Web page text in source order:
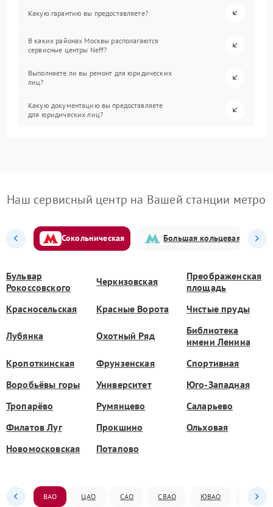
Какую гарантию вы предоставляете?
В каких районах Москвы располагаются
сервисные центры Neff?
Выполняете ли вы ремонт для юридических
лиц?
Какую документацию вы предоставляете
для юридических лиц?
Наш сервисный центр на Вашей станции метро
Сокольническая Большая кольцевая
Бульвар
Рокоссовского
Черкизовская
Преображенская
площадь
Красносельская
Красные Ворота Чистые пруды
Лубянка Охотный Ряд
Библиотека
имени Ленина
Кропоткинская
Фрунзенская
Спортивная
Воробьёвы горы
Университет
Юго-Западная
Тропарёво
Румянцево
Саларьево
Филатов Луг
Прокшино
Ольховая
Новомосковская
Потапово
ВАО ЦАО САО СВАО ЮВАО ЮАО